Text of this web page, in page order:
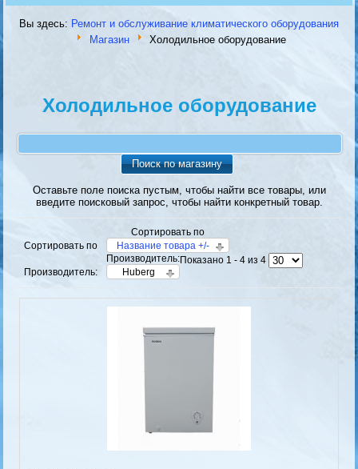
Вы здесь: Ремонт и обслуживание климатического оборудования
Магазин
Холодильное оборудование
Холодильное оборудование
Поиск по магазину
Оставьте поле поиска пустым, чтобы найти все товары, или
введите поисковый запрос, чтобы найти конкретный товар.
Сортировать по
Сортировать по
Название товара +/-
Производитель:
Производитель:
Huberg
Показано 1 - 4 из 4